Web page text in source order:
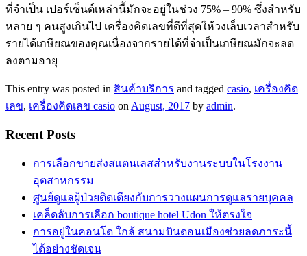
ที่จำเป็น เปอร์เซ็นต์เหล่านี้มักจะอยู่ในช่วง 75% – 90% ซึ่งสำหรับ
หลาย ๆ คนสูงเกินไป เครื่องคิดเลขที่ดีที่สุดให้วงเล็บเวลาสำหรับ
รายได้เกษียณของคุณเนื่องจากรายได้ที่จำเป็นเกษียณมักจะลด
ลงตามอายุ
This entry was posted in สินค้าบริการ and tagged casio, เครื่องคิด
เลข, เครื่องคิดเลข casio on August, 2017 by admin.
Recent Posts
การเลือกขายส่งสแตนเลสสำหรับงานระบบในโรงงาน
อุตสาหกรรม
ศูนย์ดูแลผู้ป่วยติดเตียงกับการวางแผนการดูแลรายบุคคล
เคล็ดลับการเลือก boutique hotel Udon ให้ตรงใจ
การอยู่ในคอนโด ใกล้ สนามบินดอนเมืองช่วยลดภาระนี้
ได้อย่างชัดเจน